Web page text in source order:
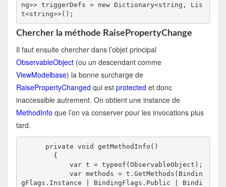
ng>> triggerDefs = new Dictionary<string, Lis
t<string>>();
Chercher la méthode RaisePropertyChange
Il faut ensuite chercher dans l’objet principal
ObservableObject(ou un descendant comme
ViewModelbase) la bonne surcharge de
RaisePropertyChanged qui est protected et donc
inaccessible autrement. On obtient une instance de
MethodInfo que l’on va conserver pour les invocations plus
tard.
            var t = typeof(ObservableObject);
            var methods = t.GetMethods(Bindin
gFlags.Instance | BindingFlags.Public | Bindi